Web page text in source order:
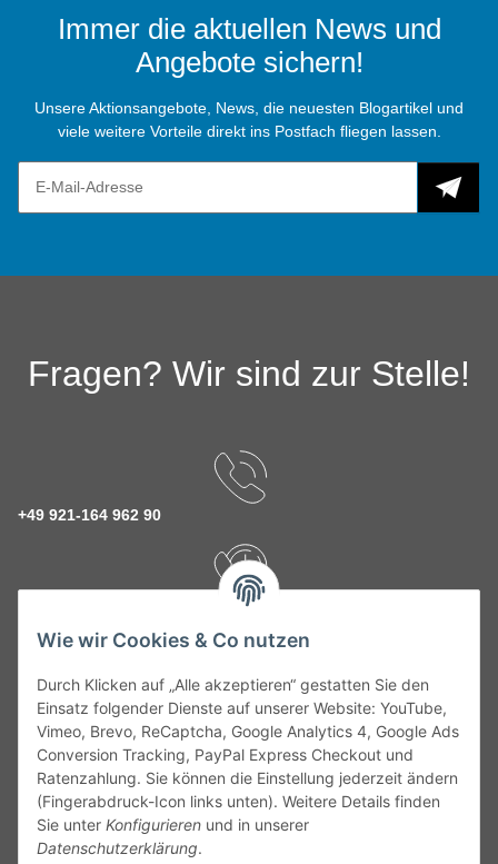
Wie wir Cookies & Co nutzen
Durch Klicken auf „Alle akzeptieren“ gestatten Sie den
Einsatz folgender Dienste auf unserer Website: YouTube,
Vimeo, Brevo, ReCaptcha, Google Analytics 4, Google Ads
Conversion Tracking, PayPal Express Checkout und
Ratenzahlung. Sie können die Einstellung jederzeit ändern
(Fingerabdruck-Icon links unten). Weitere Details finden
Sie unter Konfigurieren und in unserer
Datenschutzerklärung.
Immer die aktuellen News und
Angebote sichern!
Unsere Aktionsangebote, News, die neuesten Blogartikel und
viele weitere Vorteile direkt ins Postfach fliegen lassen.
Fragen? Wir sind zur Stelle!
+49 921-164 962 90
kontakt@theo-schrauben.de
Service